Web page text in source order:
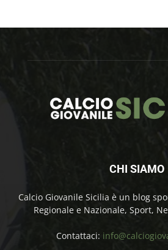
CHI SIAMO
Calcio Giovanile Sicilia è un blog
Regionale e Nazionale, Sport,
Contattaci: